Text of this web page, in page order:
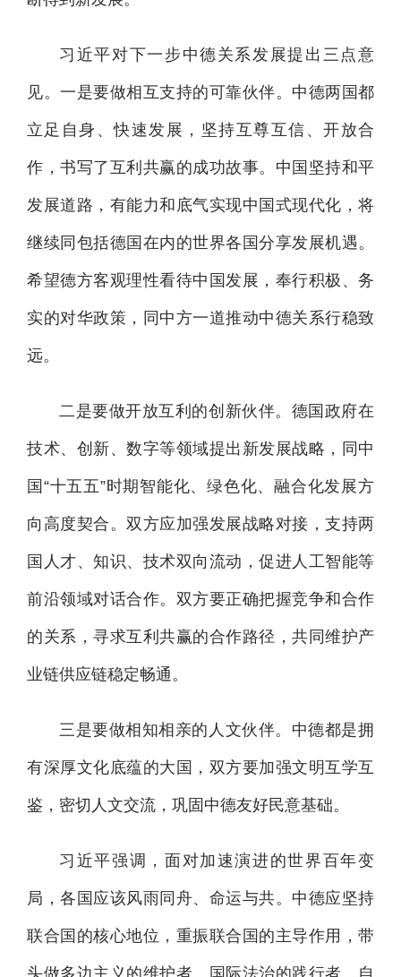
习近平对下一步中德关系发展提出三点意
见。一是要做相互支持的可靠伙伴。中德两国都
立足自身、快速发展，坚持互尊互信、开放合
作，书写了互利共赢的成功故事。中国坚持和平
发展道路，有能力和底气实现中国式现代化，将
继续同包括德国在内的世界各国分享发展机遇。
希望德方客观理性看待中国发展，奉行积极、务
实的对华政策，同中方一道推动中德关系行稳致
远。
二是要做开放互利的创新伙伴。德国政府在
技术、创新、数字等领域提出新发展战略，同中
国“十五五”时期智能化、绿色化、融合化发展方
向高度契合。双方应加强发展战略对接，支持两
国人才、知识、技术双向流动，促进人工智能等
前沿领域对话合作。双方要正确把握竞争和合作
的关系，寻求互利共赢的合作路径，共同维护产
业链供应链稳定畅通。
三是要做相知相亲的人文伙伴。中德都是拥
有深厚文化底蕴的大国，双方要加强文明互学互
鉴，密切人文交流，巩固中德友好民意基础。
习近平强调，面对加速演进的世界百年变
局，各国应该风雨同舟、命运与共。中德应坚持
联合国的核心地位，重振联合国的主导作用，带